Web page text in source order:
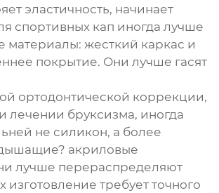
эластичность, начинает
спортивных кап иногда лучше
материалы: жесткий каркас и
покрытие. Они лучше гасят
ортодонтической коррекции,
лечении бруксизма, иногда
не силикон, а более
акриловые
лучше перераспределяют
изготовление требует точного